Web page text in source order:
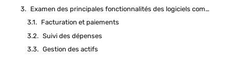
Examen des principales fonctionnalités des logiciels comptables pour VTC
Facturation et paiements
Suivi des dépenses
Gestion des actifs